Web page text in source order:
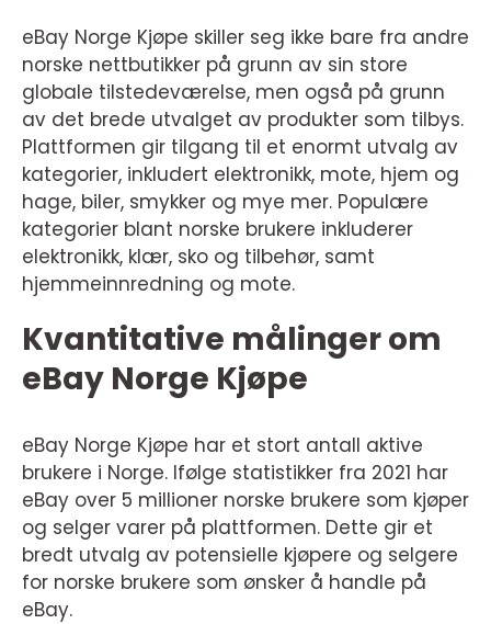
eBay Norge Kjøpe skiller seg ikke bare fra andre
norske nettbutikker på grunn av sin store
globale tilstedeværelse, men også på grunn
av det brede utvalget av produkter som tilbys.
Plattformen gir tilgang til et enormt utvalg av
kategorier, inkludert elektronikk, mote, hjem og
hage, biler, smykker og mye mer. Populære
kategorier blant norske brukere inkluderer
elektronikk, klær, sko og tilbehør, samt
hjemmeinnredning og mote.
Kvantitative målinger om
eBay Norge Kjøpe
eBay Norge Kjøpe har et stort antall aktive
brukere i Norge. Ifølge statistikker fra 2021 har
eBay over 5 millioner norske brukere som kjøper
og selger varer på plattformen. Dette gir et
bredt utvalg av potensielle kjøpere og selgere
for norske brukere som ønsker å handle på
eBay.